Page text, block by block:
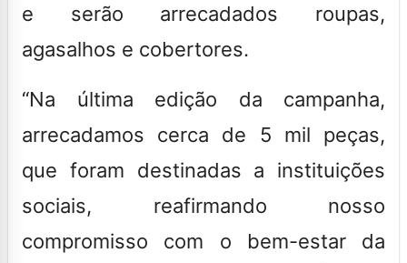
e serão arrecadados roupas,
agasalhos e cobertores.
“Na última edição da campanha,
arrecadamos cerca de 5 mil peças,
que foram destinadas a instituições
sociais, reafirmando nosso
compromisso com o bem-estar da